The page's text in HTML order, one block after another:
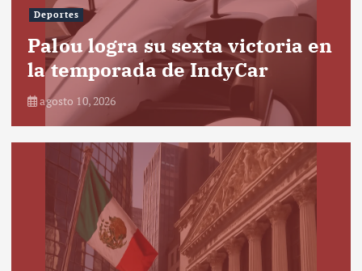
Deportes
Palou logra su sexta victoria en
la temporada de IndyCar
agosto 10, 2026